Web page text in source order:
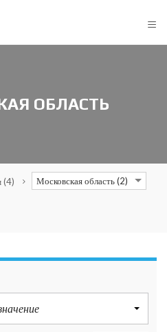
≡
ОБЛАСТЬ
(4) Московская область (2)